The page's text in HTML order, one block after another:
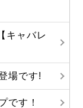
ャバレ
場です!
です！